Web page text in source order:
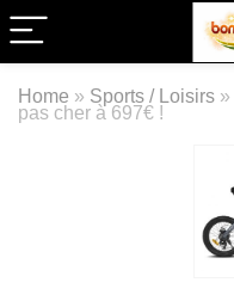
Home » Sports / Loisirs »
pas cher à 697€ !